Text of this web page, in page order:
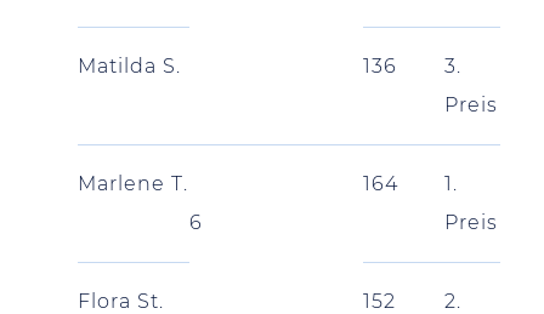
Matilda S. 136
3.
Preis
Marlene T.
6
164
1.
Preis
Flora St. 152
2.